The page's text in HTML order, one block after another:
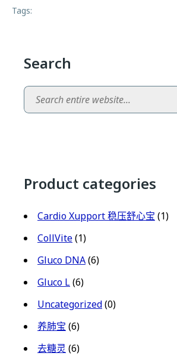
Tags:
Search
Search
Product categories
Cardio Xupport 稳压舒心宝 (1)
CollVite(1)
Gluco DNA(6)
Gluco L(6)
Uncategorized(0)
养肺宝 (6)
去糖灵(6)